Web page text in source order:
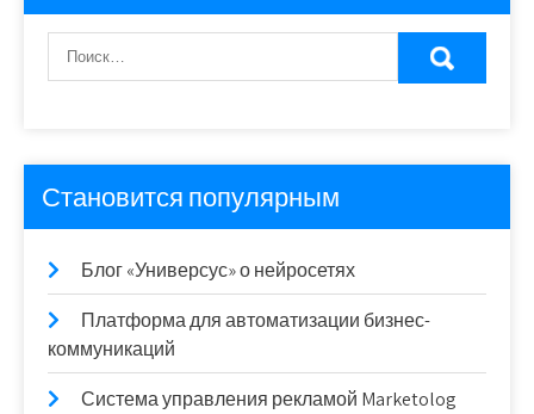
Становится популярным
Блог «Универсус» о нейросетях
Платформа для автоматизации бизнес-
коммуникаций
Система управления рекламой Marketolog